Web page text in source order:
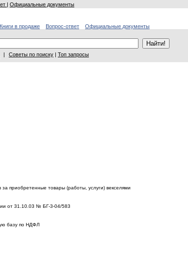
| Официальные документы
Книги в продаже Вопрос-ответ
Официальные документы
| Советы по поиску | Топ запросы
приобретенные товары (работы, услуги) векселями
от 31.10.03 № БГ-3-04/583
базу по НДФЛ